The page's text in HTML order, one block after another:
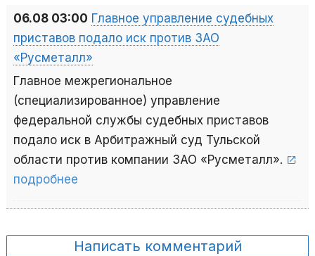
06.08 03:00 Главное управление судебных
приставов подало иск против ЗАО
«Русметалл»
Главное межрегиональное
(специализированное) управление
федеральной службы судебных приставов
подало иск в Арбитражный суд Тульской
области против компании ЗАО «Русметалл».
подробнее
Написать комментарий